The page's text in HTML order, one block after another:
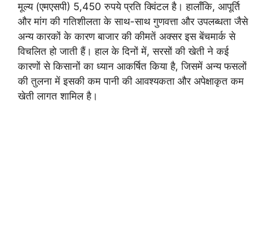
मूल्य (एमएसपी) 5,450 रुपये प्रति क्विंटल है। हालाँकि, आपूर्ति
और मांग की गतिशीलता के साथ-साथ गुणवत्ता और उपलब्धता जैसे
अन्य कारकों के कारण बाजार की कीमतें अक्सर इस बेंचमार्क से
विचलित हो जाती हैं। हाल के दिनों में, सरसों की खेती ने कई
कारणों से किसानों का ध्यान आकर्षित किया है, जिसमें अन्य फसलों
की तुलना में इसकी कम पानी की आवश्यकता और अपेक्षाकृत कम
खेती लागत शामिल है।